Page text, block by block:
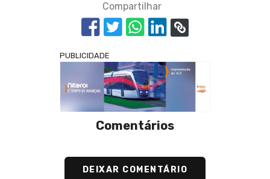
Compartilhar
PUBLICIDADE
Comentários
DEIXAR COMENTÁRIO